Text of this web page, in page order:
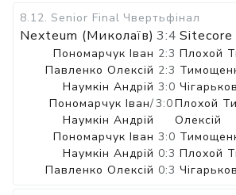
8.12. Senior Final Чвертьфінал
Nexteum (Миколаїв) 3:4 Sitecore
Пономарчук Іван 2:3 Плохой
Павленко Олексій 2:3
Наумкін Андрій 3:0
Пономарчук Іван/
Наумкін Андрій
3:0Плохой
Олексій
Пономарчук Іван 3:0
Наумкін Андрій 0:3 Плохой
Павленко Олексій 0:3